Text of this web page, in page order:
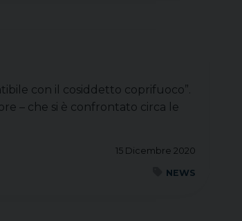
con il cosiddetto coprifuoco”.
– che si è confrontato circa le
15 Dicembre 2020
NEWS